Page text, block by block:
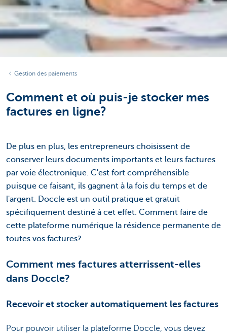
Gestion des paiements
Comment et où puis-je stocker mes
factures en ligne?
De plus en plus, les entrepreneurs choisissent de
conserver leurs documents importants et leurs factures
par voie électronique. C'est fort compréhensible
puisque ce faisant, ils gagnent à la fois du temps et de
l'argent. Doccle est un outil pratique et gratuit
spécifiquement destiné à cet effet. Comment faire de
cette plateforme numérique la résidence permanente de
toutes vos factures?
Comment mes factures atterrissent-elles
dans Doccle?
Recevoir et stocker automatiquement les factures
Pour pouvoir utiliser la plateforme Doccle, vous devez